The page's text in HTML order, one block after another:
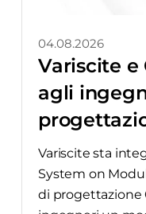
04.08.2026
Variscite e
agli
Variscite sta
System on
di progettazione